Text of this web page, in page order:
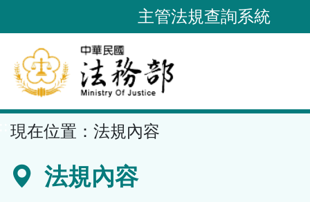
到
要
內
容
區
主管法規查詢系統
現在位置： 法規內容
法規內容